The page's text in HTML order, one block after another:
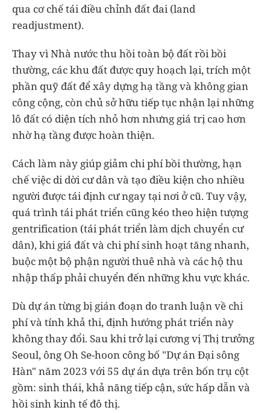
qua cơ chế tái điều chỉnh đất đai (land
readjustment).
Thay vì Nhà nước thu hồi toàn bộ đất rồi bồi
thường, các khu đất được quy hoạch lại, trích một
phần quỹ đất để xây dựng hạ tầng và không gian
công cộng, còn chủ sở hữu tiếp tục nhận lại những
lô đất có diện tích nhỏ hơn nhưng giá trị cao hơn
nhờ hạ tầng được hoàn thiện.
Cách làm này giúp giảm chi phí bồi thường, hạn
chế việc di dời cư dân và tạo điều kiện cho nhiều
người được tái định cư ngay tại nơi ở cũ. Tuy vậy,
quá trình tái phát triển cũng kéo theo hiện tượng
gentrification (tái phát triển làm dịch chuyển cư
dân), khi giá đất và chi phí sinh hoạt tăng nhanh,
buộc một bộ phận người thuê nhà và các hộ thu
nhập thấp phải chuyển đến những khu vực khác.
Dù dự án từng bị gián đoạn do tranh luận về chi
phí và tính khả thi, định hướng phát triển này
không thay đổi. Sau khi trở lại cương vị Thị trưởng
Seoul, ông Oh Se-hoon công bố "Dự án Đại sông
Hàn" năm 2023 với 55 dự án dựa trên bốn trụ cột
gồm: sinh thái, khả năng tiếp cận, sức hấp dẫn và
hồi sinh kinh tế đô thị.